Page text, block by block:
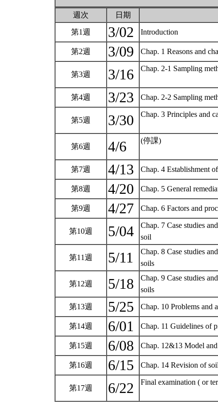
週次 日期
第1週 3/02 Introduction
第2週 3/09 Chap. 1 Reasons and
第3週 3/16 Chap. 2-1 Sampling
第4週 3/23 Chap. 2-2 Sampling
第5週 3/30 Chap. 3 Principles and
第6週 4/6 (停課)
第7週 4/13 Chap. 4 Establishment
第8週 4/20 Chap. 5 General
第9週 4/27 Chap. 6 Factors and
第10週 5/04
Chap. 7 Case studies
soil
第11週 5/11
Chap. 8 Case studies
soils
第12週 5/18
Chap. 9 Case studies
soils
第13週 5/25 Chap. 10 Problems and
第14週 6/01 Chap. 11 Guidelines of
第15週 6/08 Chap. 12&13 Model
第16週 6/15 Chap. 14 Revision of
第17週 6/22 Final examination ( or